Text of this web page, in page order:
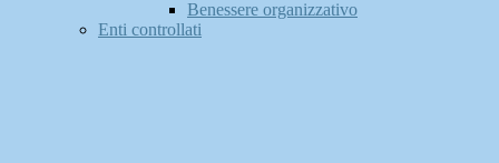
Benessere organizzativo
Enti controllati